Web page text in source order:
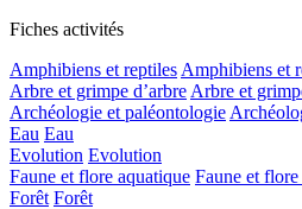
Fiches activités
Amphibiens et reptiles Amphibiens et
Arbre et grimpe d’arbre Arbre et
Archéologie et paléontologie
Eau Eau
Evolution Evolution
Faune et flore aquatique Faune et
Forêt Forêt